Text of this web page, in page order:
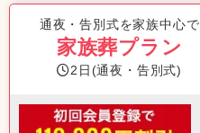
通夜・告別式を家族中心で
家族葬プラン
2日(通夜・告別式)